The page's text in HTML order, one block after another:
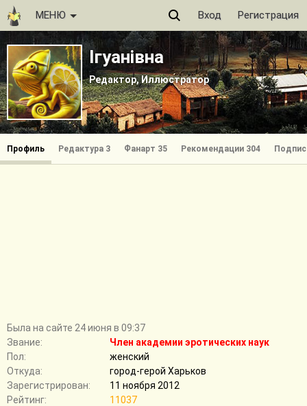
МЕНЮ Вход Регистрация
Iгуанiвна
Редактор, Иллюстратор
Профиль Редактура 3 Фанарт 35 Рекомендации 304
Былa на сайте 24 июня в 09:37
Звание:
Член академии эротических наук
Пол:
женский
Откуда:
город-герой Харьков
Зарегистрирован:
11 ноября 2012
Рейтинг:
11037